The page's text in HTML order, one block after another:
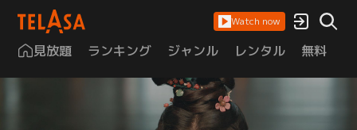
Watch now
見放題 ランキング ジャンル レンタル 無料